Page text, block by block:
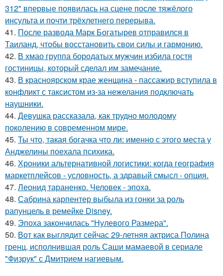
312" впервые появилась на сцене после тяжёлого
инсульта и почти трёхлетнего перерыва.
41. После развода Марк Богатырев отправился в
Таиланд, чтобы восстановить свои силы и гармонию.
42. В хмао группа бородатых мужчин избила гостя
гостиницы, который сделал им замечание.
43. В красноярском крае женщина - пассажир вступила в
конфликт с таксистом из-за нежелания подключать
наушники.
44. Девушка рассказала, как трудно молодому
поколению в современном мире.
45. Ты что, такая богачка что ли: именно с этого места у
Анджелины поехала психика.
46. Хроники альтернативной логистики: когда география
маркетплейсов - условность, а здравый смысл - опция.
47. Леонид тараненко. Человек - эпоха.
48. Сабрина карпентер выбыла из гонки за роль
рапунцель в ремейке Disney.
49. Эпоха закончилась "Нулевого Размера".
50. Вот как выглядит сейчас 29-летняя актриса Полина
гренц, исполнившая роль Саши мамаевой в сериале
"Физрук" с Дмитрием нагиевым.